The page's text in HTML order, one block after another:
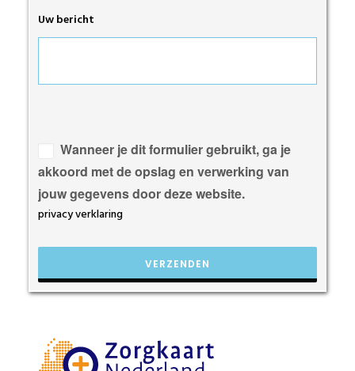
Uw bericht
leeg
te
laten.
Wanneer je dit formulier gebruikt, ga je
akkoord met de opslag en verwerking van
jouw gegevens door deze website.
privacy verklaring